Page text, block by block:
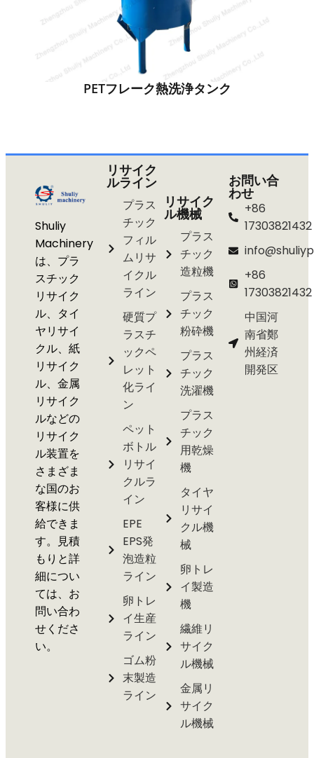
PETフレーク熱洗浄タンク
Shuliy
Machinery
は、プラ
スチック
リサイク
ル、タイ
ヤリサイ
クル、紙
リサイク
ル、金属
リサイク
ルなどの
リサイク
ル装置を
さまざま
な国のお
客様に供
給できま
す。見積
もりと詳
細につい
ては、お
問い合わ
せくださ
い。
リサイク
ルライン
プラス
チック
フィル
ムリサ
イクル
ライン
硬質プ
ラスチ
ックペ
レット
化ライ
ン
ペット
ボトル
リサイ
クルラ
イン
EPE
EPS発
泡造粒
ライン
卵トレ
イ生産
ライン
ゴム粉
末製造
ライン
リサイク
ル機械
プラス
チック
造粒機
プラス
チック
粉砕機
プラス
チック
洗濯機
プラス
チック
用乾燥
機
タイヤ
リサイ
クル機
械
卵トレ
イ製造
機
繊維リ
サイク
ル機械
金属リ
サイク
ル機械
お問い合
わせ
+86
17303821432
+86
17303821432
中国河
南省鄭
州経済
開発区